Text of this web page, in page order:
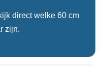
direct welke 60 cm
zijn.